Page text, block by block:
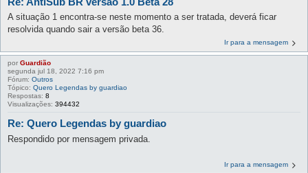
A situação 1 encontra-se neste momento a ser tratada, deverá ficar
resolvida quando sair a versão beta 36.
Ir para a mensagem
por Guardião
segunda jul 18, 2022 7:16 pm
Fórum: Outros
Tópico: Quero Legendas by guardiao
Respostas: 8
Visualizações: 394432
Re: Quero Legendas by guardiao
Respondido por mensagem privada.
Ir para a mensagem